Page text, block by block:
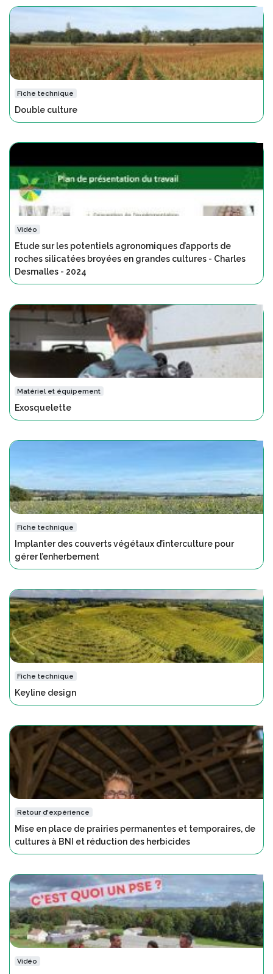
Fiche technique
Double culture
Vidéo
Etude sur les potentiels agronomiques d’apports de
roches silicatées broyées en grandes cultures - Charles
Desmalles - 2024
Matériel et équipement
Exosquelette
Fiche technique
Implanter des couverts végétaux d’interculture pour
gérer l’enherbement
Fiche technique
Keyline design
Retour d'expérience
Mise en place de prairies permanentes et temporaires, de
cultures à BNI et réduction des herbicides
Vidéo